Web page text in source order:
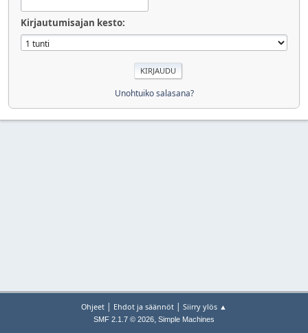
Kirjautumisajan kesto:
Unohtuiko salasana?
Ohjeet | Ehdot ja säännöt | Siirry ylös ▲
SMF 2.1.7 © 2026, Simple Machines